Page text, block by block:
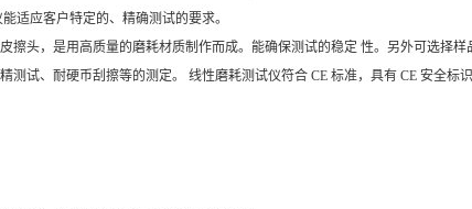
适应客户特定的、精确测试的要求。
擦头，是用高质量的磨耗材质制作而成。能确保测试的稳定 性。另外可选择样
测试、耐硬币刮擦等的测定。 线性磨耗测试仪符合 CE 标准，具有 CE 安全标识